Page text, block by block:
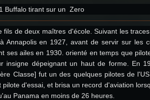
Buffalo tirant sur un Zero
de deux maîtres d'école. Suivant les
en 1927, avant de servir sur les
ses ailes en 1930. orienté en temps que
dépeignant un haut de forme. En
Classe] fut un des quelques pilotes de
d'essai, et brisa un record d'aviation
Panama en moins de 26 heures.